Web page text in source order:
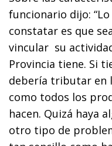
funcionario dijo:
constatar es que
vincular su
Provincia tiene. Si
debería tributar en
como todos los
hacen. Quizá haya
otro tipo de